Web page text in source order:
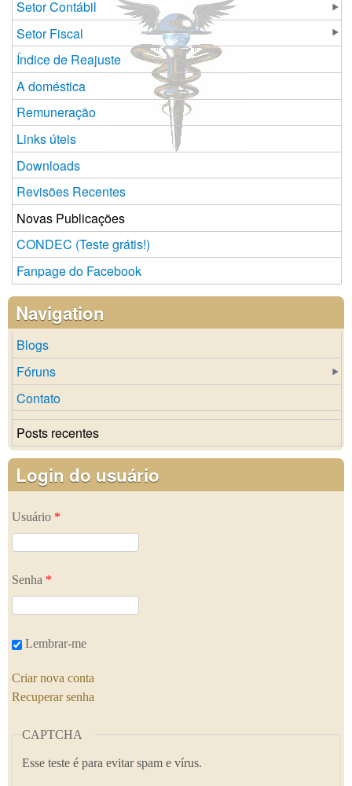
Setor Contábil
Setor Fiscal
Índice de Reajuste
A doméstica
Remuneração
Links úteis
Downloads
Revisões Recentes
Novas Publicações
CONDEC (Teste grátis!)
Fanpage do Facebook
Navigation
Blogs
Fóruns
Contato
Posts recentes
Login do usuário
Usuário *
Senha *
Lembrar-me
Criar nova conta
Recuperar senha
CAPTCHA
Esse teste é para evitar spam e vírus.